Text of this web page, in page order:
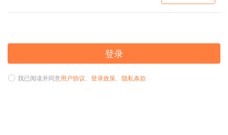
登录
我已阅读并同意用户协议、 登录政策、 隐私条款